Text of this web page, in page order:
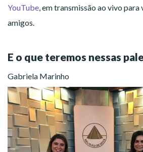
YouTube, em transmissão ao vivo para
amigos.
E o que teremos nessas
Gabriela Marinho